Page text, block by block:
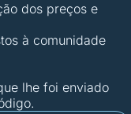
dos preços e
à comunidade
lhe foi enviado